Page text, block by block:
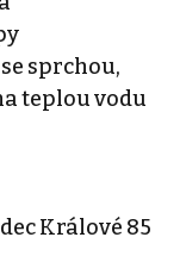
sprchou,
teplou vodu
Králové 85